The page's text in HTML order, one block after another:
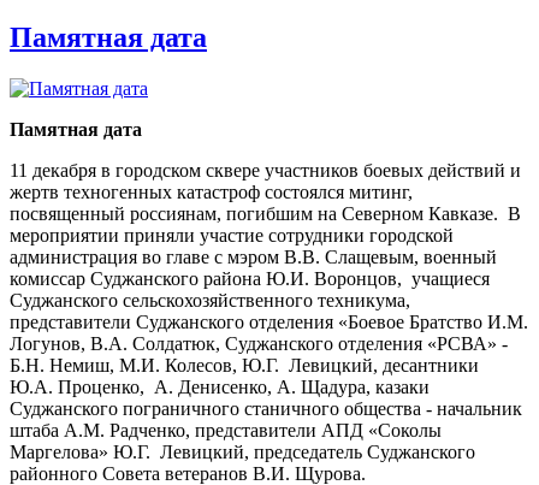
Памятная дата
Памятная дата
11 декабря в городском сквере участников боевых действий и
жертв техногенных катастроф состоялся митинг,
посвященный россиянам, погибшим на Северном Кавказе. В
мероприятии приняли участие сотрудники городской
администрация во главе с мэром В.В. Слащевым, военный
комиссар Суджанского района Ю.И. Воронцов, учащиеся
Суджанского сельскохозяйственного техникума,
представители Суджанского отделения «Боевое Братство И.М.
Логунов, В.А. Солдатюк, Суджанского отделения «РСВА» -
Б.Н. Немиш, М.И. Колесов, Ю.Г. Левицкий, десантники
Ю.А. Проценко, А. Денисенко, А. Щадура, казаки
Суджанского пограничного станичного общества - начальник
штаба А.М. Радченко, представители АПД «Соколы
Маргелова» Ю.Г. Левицкий, председатель Суджанского
районного Совета ветеранов В.И. Щурова.